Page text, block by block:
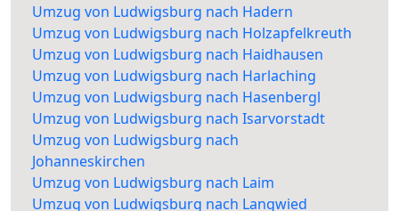
Umzug von Ludwigsburg nach Hadern
Umzug von Ludwigsburg nach Holzapfelkreuth
Umzug von Ludwigsburg nach Haidhausen
Umzug von Ludwigsburg nach Harlaching
Umzug von Ludwigsburg nach Hasenbergl
Umzug von Ludwigsburg nach Isarvorstadt
Umzug von Ludwigsburg nach
Johanneskirchen
Umzug von Ludwigsburg nach Laim
Umzug von Ludwigsburg nach Langwied